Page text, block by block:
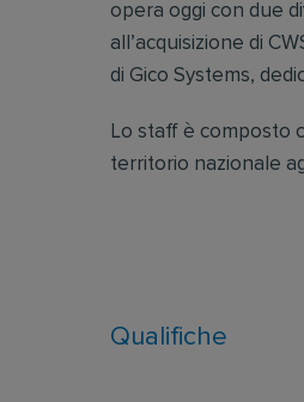
opera oggi con due
all’acquisizione di
di Gico Systems,
Lo staff è composto
territorio nazionale
Qualifiche